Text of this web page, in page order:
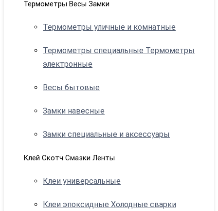
Термометры Весы Замки
Термометры уличные и комнатные
Термометры специальные Термометры
электронные
Весы бытовые
Замки навесные
Замки специальные и аксессуары
Клей Скотч Смазки Ленты
Клеи универсальные
Клеи эпоксидные Холодные сварки